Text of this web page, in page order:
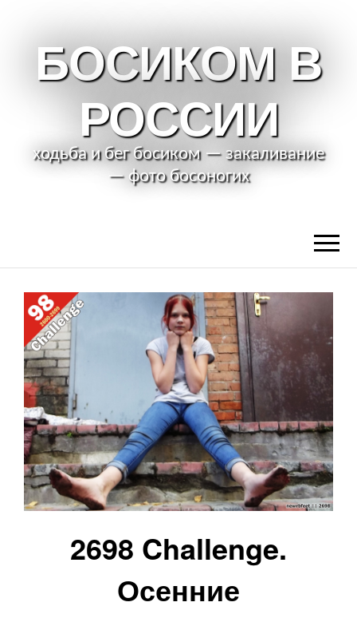
БОСИКОМ В
РОССИИ
ходьба и бег босиком — закаливание
— фото босоногих
2698 Challenge.
Осенние